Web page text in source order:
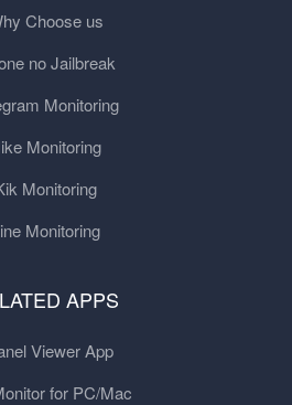
Choose us
no Jailbreak
Monitoring
Monitoring
Monitoring
Monitoring
APPS
Viewer App
for PC/Mac